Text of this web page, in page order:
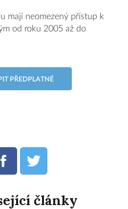
mají neomezený přístup k
od roku 2005 až do
PŘEDPLATNÉ
články